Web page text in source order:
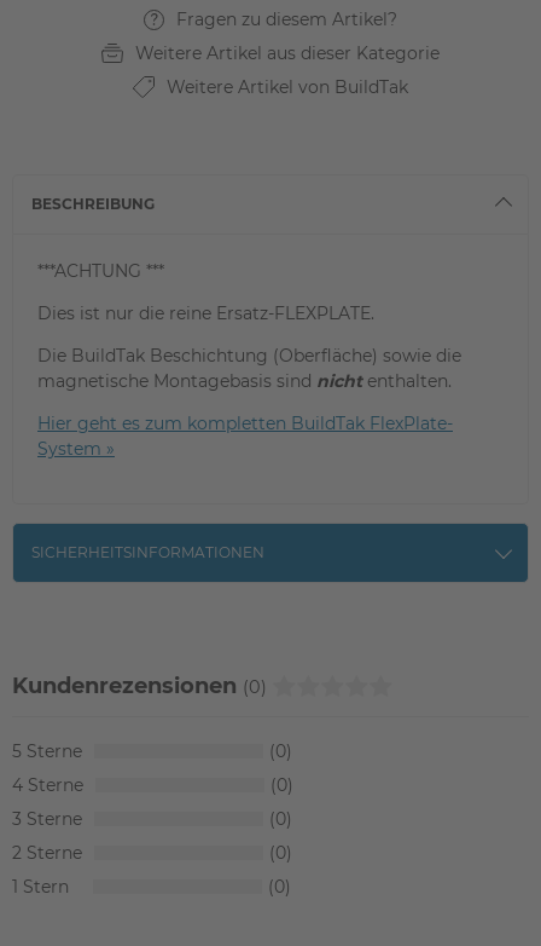
Fragen zu diesem Artikel?
Weitere Artikel aus dieser Kategorie
Weitere Artikel von BuildTak
BESCHREIBUNG
***ACHTUNG ***
Dies ist nur die reine Ersatz-FLEXPLATE.
Die BuildTak Beschichtung (Oberfläche) sowie die
magnetische Montagebasis sind nichtenthalten.
Hier geht es zum kompletten BuildTak FlexPlate-
System »
SICHERHEITSINFORMATIONEN
Kundenrezensionen (0)
5
0
4
0
3
0
2
0
1
0